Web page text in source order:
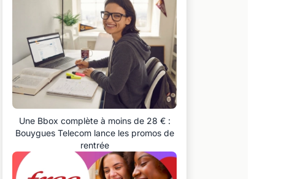
Une Bbox complète à moins de 28 € :
Bouygues Telecom lance les promos de
rentrée